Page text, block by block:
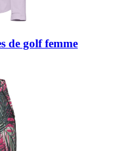
de golf femme